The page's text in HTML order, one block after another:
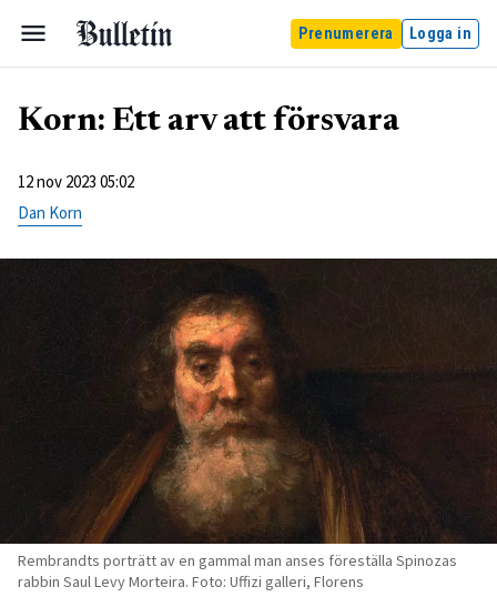
Prenumerera Logga in
Korn: Ett arv att försvara
12 nov 2023 05:02
Dan Korn
Rembrandts porträtt av en gammal man anses föreställa Spinozas
rabbin Saul Levy Morteira. Foto: Uffizi galleri, Florens